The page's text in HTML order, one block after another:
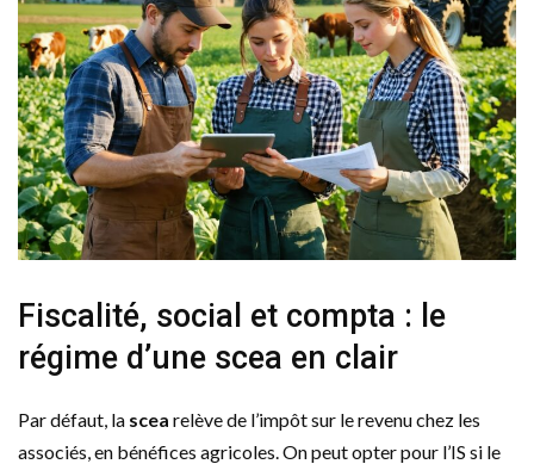
Fiscalité, social et compta : le
régime d’une scea en clair
Par défaut, la scea relève de l’impôt sur le revenu chez les
associés, en bénéfices agricoles. On peut opter pour l’IS si le